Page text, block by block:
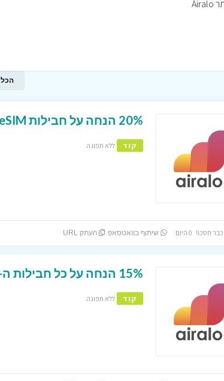
הכל
20% הנחה על חבילות eSIM של airalo באתר gooday!
קוד ללא תפוגה
שיתוף בוואטסאפ העתק URL
15% הנחה על כל חבילות ה- Esim באתר Airalo.
קוד ללא תפוגה